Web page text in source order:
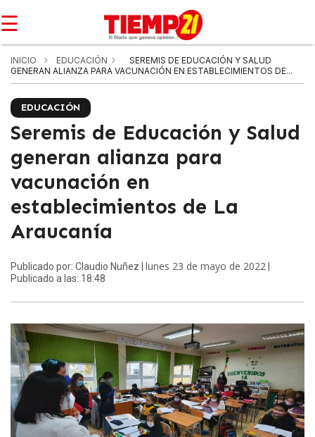
☰
INICIO EDUCACIÓN
SEREMIS DE EDUCACIÓN Y SALUD
GENERAN ALIANZA PARA VACUNACIÓN EN ESTABLECIMIENTOS DE...
EDUCACIÓN
Seremis de Educación y Salud
generan alianza para
vacunación en
establecimientos de La
Araucanía
Publicado por: Claudio Nuñez | lunes 23 de mayo de 2022
Publicado a las: 18:48